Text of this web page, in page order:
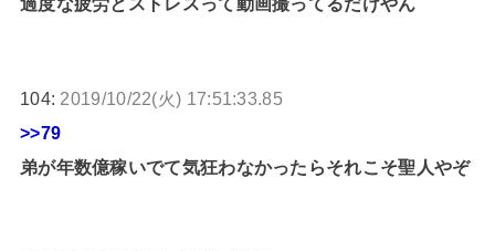
104: 2019/10/22(火) 17:51:33.85
>>79
弟が年数億稼いでて気狂わなかったらそれこそ聖人やぞ